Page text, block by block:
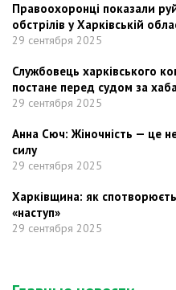
Правоохоронці показали
обстрілів у Харківській
29 сентября 2025
Службовець харківського
постане перед судом за
29 сентября 2025
Анна Сюч: Жіночність — це
силу
29 сентября 2025
Харківщина: як
«наступ»
29 сентября 2025